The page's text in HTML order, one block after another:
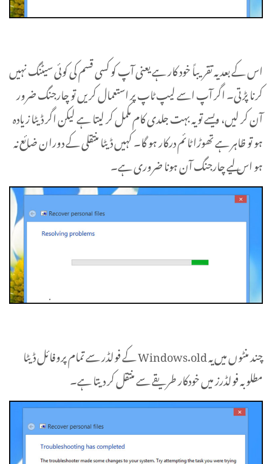
اس کے بعد یہ تقریباً خود کار ہے یعنی آپ کو کسی قسم کی کوئی سیٹنگ نہیں
کرنا پڑتی۔ اگر آپ اسے لیپ ٹاپ پر استعمال کریں تو چارجنگ ضرور
آن کر لیں، ویسے تو یہ بہت جلدی کام مکمل کر لیتا ہے لیکن اگر ڈیٹا زیادہ
ہو تو ظاہر ہے تھوڑا ٹائم درکار ہو گا۔ کہیں ڈیٹا منتقلی کے دوران ضائع نہ
ہو اس لیے چارجنگ آن ہونا ضروری ہے۔
چند منٹوں میں یہ Windows.old کے فولڈر سے تمام پروفائل ڈیٹا
مطلوبہ فولڈرز میں خودکار طریقے سے منتقل کر دیتا ہے۔